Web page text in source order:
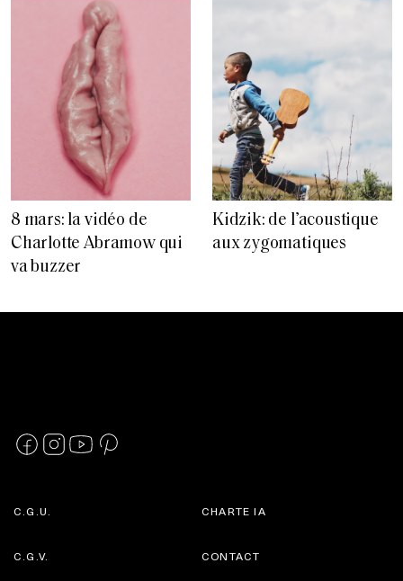
8 mars: la vidéo de
Charlotte Abramow qui
va buzzer
Kidzik: de l’acoustique
aux zygomatiques
C.G.U.
C.G.V.
CHARTE IA
CONTACT